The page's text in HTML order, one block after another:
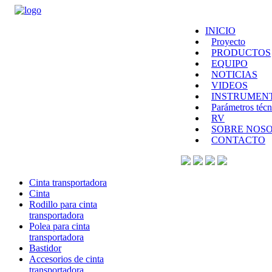
INICIO
Proyecto
PRODUCTOS
EQUIPO
NOTICIAS
VIDEOS
Parámetros
RV
SOBRE
CONTACTO
Cinta transportadora
Cinta
Rodillo para cinta
transportadora
Polea para cinta
transportadora
Bastidor
Accesorios de cinta
transportadora